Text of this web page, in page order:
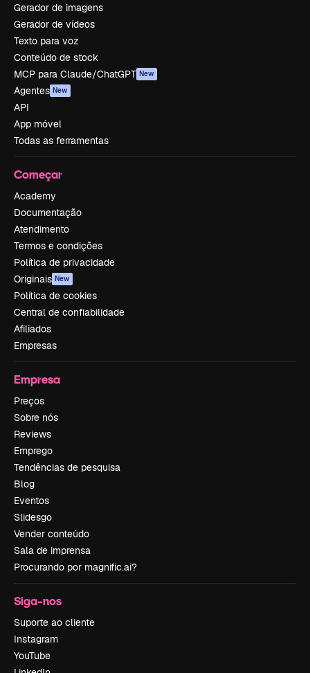
Gerador de imagens
Gerador de vídeos
Texto para voz
Conteúdo de stock
MCP para Claude/ChatGPT New
Agentes New
API
App móvel
Todas as ferramentas
Começar
Academy
Documentação
Atendimento
Termos e condições
Política de privacidade
Originais New
Política de cookies
Central de confiabilidade
Afiliados
Empresas
Empresa
Preços
Sobre nós
Reviews
Emprego
Tendências de pesquisa
Blog
Eventos
Slidesgo
Vender conteúdo
Sala de imprensa
Procurando por magnific.ai?
Siga-nos
Suporte ao cliente
Instagram
YouTube